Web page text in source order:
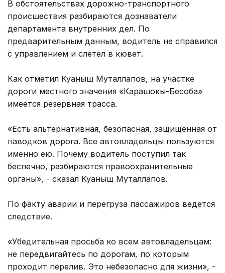
В обстоятельствах дорожно-транспортного
происшествия разбираются дознаватели
департамента внутренних дел. По
предварительным данным, водитель не справился
с управлением и слетел в кювет.
Как отметил Куаныш Муталлапов, на участке
дороги местного значения «Карашокы-Бесоба»
имеется резервная трасса.
«Есть альтернативная, безопасная, защищенная от
паводков дорога. Все автовладельцы пользуются
именно ею. Почему водитель поступил так
беспечно, разбираются правоохранительные
органы», - сказал Куаныш Муталлапов.
По факту аварии и перегруза пассажиров ведется
следствие.
«Убедительная просьба ко всем автовладельцам:
не передвигайтесь по дорогам, по которым
проходит перелив. Это небезопасно для жизни», -